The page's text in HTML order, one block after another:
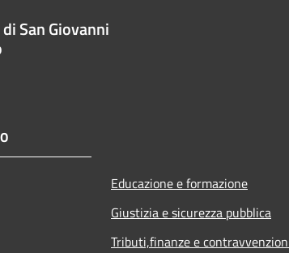
San Giovanni
Educazione e formazione
Giustizia e sicurezza pubblica
Tributi,finanze e